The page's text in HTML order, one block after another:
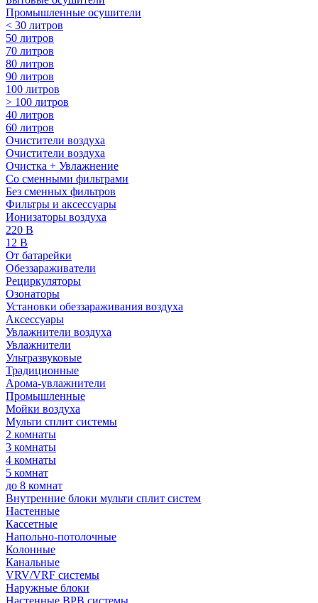
Промышленные осушители
< 30 литров
50 литров
70 литров
80 литров
90 литров
100 литров
> 100 литров
40 литров
60 литров
Очистители воздуха
Очистители воздуха
Очистка + Увлажнение
Cо сменными фильтрами
Без сменных фильтров
Фильтры и аксессуары
Ионизаторы воздуха
220 В
12 В
От батарейки
Обеззараживатели
Рециркуляторы
Озонаторы
Установки обеззараживания воздуха
Аксессуары
Увлажнители воздуха
Увлажнители
Ультразвуковые
Традиционные
Арома-увлажнители
Промышленные
Мойки воздуха
Мульти сплит системы
2 комнаты
3 комнаты
4 комнаты
5 комнат
до 8 комнат
Внутренние блоки мульти сплит систем
Настенные
Кассетные
Напольно-потолочные
Колонные
Канальные
VRV/VRF системы
Наружные блоки
Настенные ВРВ системы